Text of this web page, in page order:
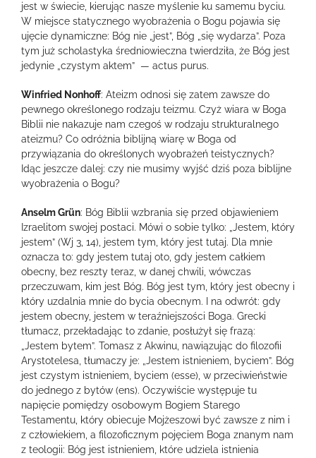
jest w świecie, kierując nasze myślenie ku samemu byciu.
W miejsce statycznego wyobrażenia o Bogu pojawia się
ujęcie dynamiczne: Bóg nie „jest”, Bóg „się wydarza”. Poza
tym już scholastyka średniowieczna twierdziła, że Bóg jest
jedynie „czystym aktem” — actus purus.
Winfried Nonhoff: Ateizm odnosi się zatem zawsze do
pewnego określonego rodzaju teizmu. Czyż wiara w Boga
Biblii nie nakazuje nam czegoś w rodzaju strukturalnego
ateizmu? Co odróżnia biblijną wiarę w Boga od
przywiązania do określonych wyobrażeń teistycznych?
Idąc jeszcze dalej: czy nie musimy wyjść dziś poza biblijne
wyobrażenia o Bogu?
Anselm Grün: Bóg Biblii wzbrania się przed objawieniem
Izraelitom swojej postaci. Mówi o sobie tylko: „Jestem, który
jestem” (Wj 3, 14), jestem tym, który jest tutaj. Dla mnie
oznacza to: gdy jestem tutaj oto, gdy jestem całkiem
obecny, bez reszty teraz, w danej chwili, wówczas
przeczuwam, kim jest Bóg. Bóg jest tym, który jest obecny i
który uzdalnia mnie do bycia obecnym. I na odwrót: gdy
jestem obecny, jestem w teraźniejszości Boga. Grecki
tłumacz, przekładając to zdanie, posłużył się frazą:
„Jestem bytem”. Tomasz z Akwinu, nawiązując do filozofii
Arystotelesa, tłumaczy je: „Jestem istnieniem, byciem”. Bóg
jest czystym istnieniem, byciem (esse), w przeciwieństwie
do jednego z bytów (ens). Oczywiście występuje tu
napięcie pomiędzy osobowym Bogiem Starego
Testamentu, który obiecuje Mojżeszowi być zawsze z nim i
z człowiekiem, a filozoficznym pojęciem Boga znanym nam
z teologii: Bóg jest istnieniem, które udziela istnienia